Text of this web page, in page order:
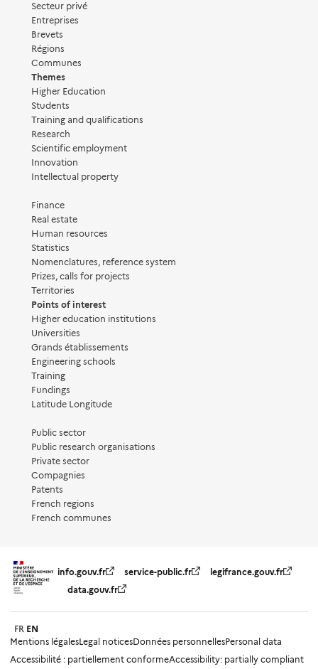
Secteur privé
Entreprises
Brevets
Régions
Communes
Themes
Higher Education
Students
Training and qualifications
Research
Scientific employment
Innovation
Intellectual property
Finance
Real estate
Human resources
Statistics
Nomenclatures, reference system
Prizes, calls for projects
Territories
Points of interest
Higher education institutions
Universities
Grands établissements
Engineering schools
Training
Fundings
Latitude Longitude
Public sector
Public research organisations
Private sector
Compagnies
Patents
French regions
French communes
info.gouv.fr service-public.fr
legifrance.gouv.fr
data.gouv.fr
FR EN
Mentions légalesLegal noticesDonnées personnellesPersonal data
Accessibilité : partiellement conformeAccessibility: partially compliant